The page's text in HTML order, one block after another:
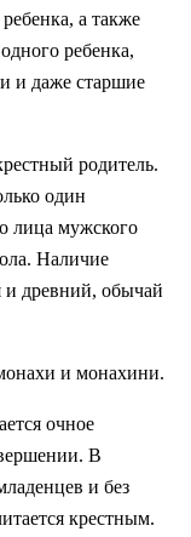
а также
ребенка,
и даже старшие
родитель.
один
лица мужского
Наличие
и древний, обычай
и монахини.
очное
В
и без
крестным.